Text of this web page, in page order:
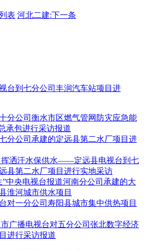
表 河北二建:下一条
台到七分公司丰润汽车站项目进
分公司衡水市区燃气管网防灾应急能
承包进行采访报道
分公司承建的定远县第二水厂项目进
挥洒汗水保供水——定远县电视台到七
县第二水厂项目进行实地采访
”中央电视台报道河南分公司承建的大
淮河城市供水项目
对一分公司寿阳县城市集中供热项目
广播电视台对五分公司张北数字经济
进行采访报道